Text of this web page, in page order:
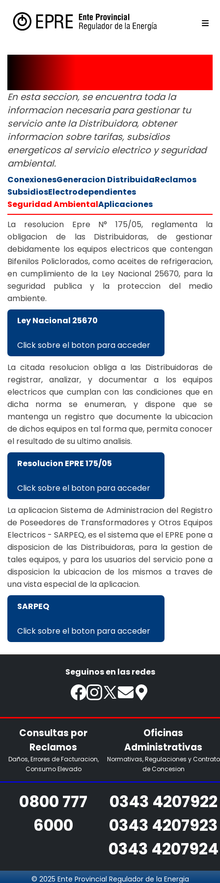
En esta seccion, se encuentra toda la
informacion necesaria para gestionar tu
servicio ante la Distribuidora, obtener
informacion sobre tarifas, subsidios
energeticos al servicio electrico y seguridad
ambiental.
ConexionesGeneracion DistribuidaReclamos
SubsidiosElectrodependientes
Seguridad AmbientalAplicaciones
La resolucion Epre N° 175/05, reglamenta la
obligacion de las Distribuidoras, de gestionar
debidamente los equipos electricos que contengan
Bifenilos Policlorados, como aceites de refrigeracion,
en cumplimiento de la Ley Nacional 25670, para la
seguridad publica y la proteccion del medio
ambiente.
Ley Nacional 25670
Click sobre el boton para acceder
La citada resolucion obliga a las Distribuidoras de
registrar, analizar, y documentar a los equipos
electricos que cumplan con las condiciones que en
dicha norma se enumeran, y dispone que se
mantenga un registro que documente la ubicacion
de dichos equipos en tal forma que, permita conocer
el resultado de su ultimo analisis.
Resolucion EPRE 175/05
Click sobre el boton para acceder
La aplicacion Sistema de Administracion del Registro
de Poseedores de Transformadores y Otros Equipos
Electricos - SARPEQ, es el sistema que el EPRE pone a
disposicion de las Distribuidoras, para la gestion de
tales equipos, y para los usuarios del servicio pone a
disposicion la ubicacion de los mismos a traves de
una vista especial de la aplicacion.
SARPEQ
Click sobre el boton para acceder
Seguinos en las redes
Consultas por
Reclamos
Daños, Errores de Facturacion,
Consumo Elevado
0800 777
6000
Oficinas
Administrativas
Normativas, Regulaciones y Contrato
de Concesion
0343 4207922
0343 4207923
0343 4207924
© 2025 Ente Provincial Regulador de la Energia